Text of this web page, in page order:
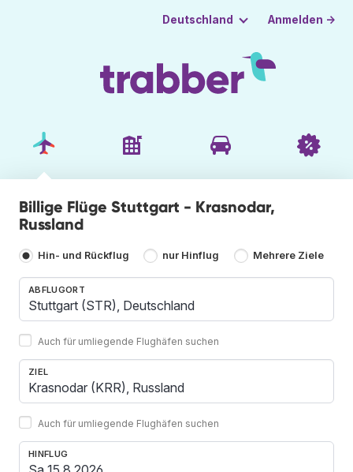
Deutschland Anmelden →
Billige Flüge Stuttgart - Krasnodar,
Russland
Hin- und Rückflug nur Hinflug Mehrere Ziele
ABFLUGORT
Auch für umliegende Flughäfen suchen
ZIEL
Auch für umliegende Flughäfen suchen
HINFLUG